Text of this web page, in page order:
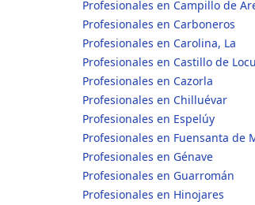
Profesionales en Campillo de
Profesionales en Carboneros
Profesionales en Carolina, La
Profesionales en Castillo de
Profesionales en Cazorla
Profesionales en Chilluévar
Profesionales en Espelúy
Profesionales en Fuensanta de
Profesionales en Génave
Profesionales en Guarromán
Profesionales en Hinojares